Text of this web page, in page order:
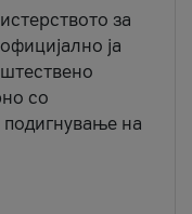
за
ја
со
подигнување на